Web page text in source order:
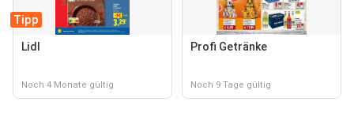
Tipp
Lidl
Noch 4 Monate gültig
Profi Getränke
Noch 9 Tage gültig